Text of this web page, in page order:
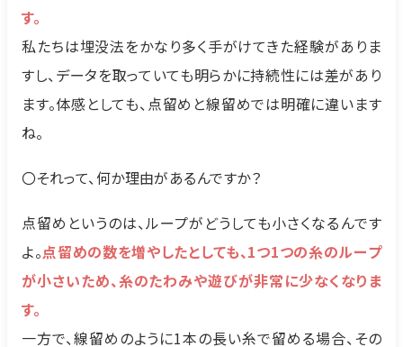
す。
私たちは埋没法をかなり多く手がけてきた経験がありま
すし、データを取っていても明らかに持続性には差があり
ます。体感としても、点留めと線留めでは明確に違います
ね。
〇それって、何か理由があるんですか？
点留めというのは、ループがどうしても小さくなるんです
よ。点留めの数を増やしたとしても、1つ1つの糸のループ
が小さいため、糸のたわみや遊びが非常に少なくなりま
す。
一方で、線留めのように1本の長い糸で留める場合、その